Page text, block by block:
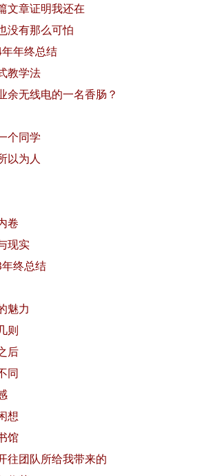
文章证明我还在
没有那么可怕
年终总结
教学法
余无线电的一名香肠？
个同学
以为人
卷
现实
终总结
魅力
则
后
同
想
馆
往团队所给我带来的